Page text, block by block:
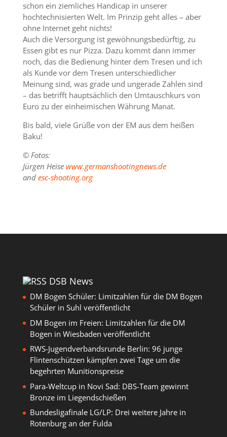
schon ein ziemliches Handicap in unserer
hochtechnisierten Welt. Im Prinzip geht alles – aber
ohne Internet geht nichts!
Auch die Versorgung ist gewöhnungsbedürftig, zu
Essen gibt es nur Pizza. Dazu kommt dann immer
noch, das die Bedienung hinter dem Tresen und ich
als Kunde vor dem Tresen unterschiedlicher
Meinung sind, was grade und ungerade Zahlen sind
– das betrifft hauptsächlich den Umtauschkurs von
Euro zu der einheimischen Währung Manat.
Bis bald, viele Grüße von der EM aus dem heißen
Baku!
© Fotos:
Jürgen Heise www.germanshootingnews.de
and esc-shooting.org
DSB News
DM Bogen Schüler: Limitzahlen für die DM Bogen
Schüler in Suhl veröffentlicht
DM Bogen im Freien: Limitzahlen für die DM
Bogen in Wiesbaden veröffentlicht
RWS-Jugendverbandsrunde Berlin: 96 junge
Flintenschützen kämpfen zwei Tage um die
begehrten Munitionspreise
Para-Weltcup in Novi Sad: DBS-Team gewinnt
Bronze im Liegendschießen
Bundesligafinale LG/LP: Drei weitere Jahre in
Rotenburg an der Fulda